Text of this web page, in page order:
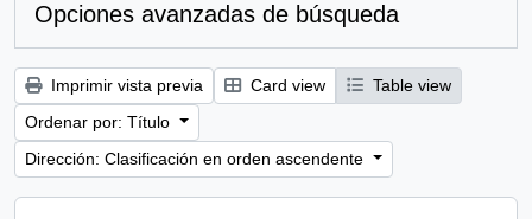
Opciones avanzadas de búsqueda
Imprimir vista previa Card view
Table view
Ordenar por: Título
Dirección: Clasificación en orden ascendente